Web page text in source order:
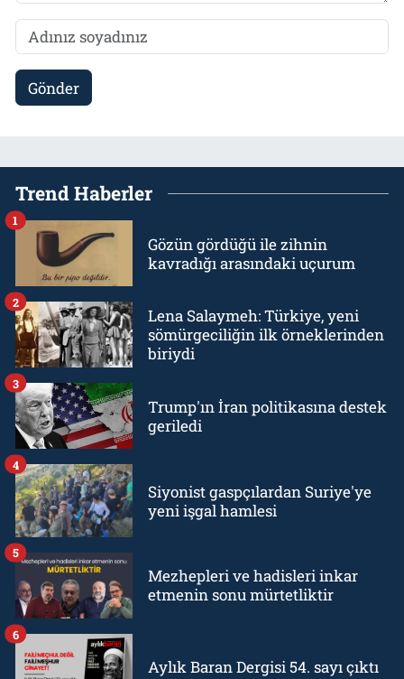
Gönder
Trend Haberler
Gözün gördüğü ile zihnin
kavradığı arasındaki uçurum
1
Lena Salaymeh: Türkiye, yeni
sömürgeciliğin ilk örneklerinden
biriydi
2
Trump'ın İran politikasına destek
geriledi
3
Siyonist gaspçılardan Suriye'ye
yeni işgal hamlesi
4
Mezhepleri ve hadisleri inkar
etmenin sonu mürtetliktir
5
Aylık Baran Dergisi 54. sayı çıktı
6